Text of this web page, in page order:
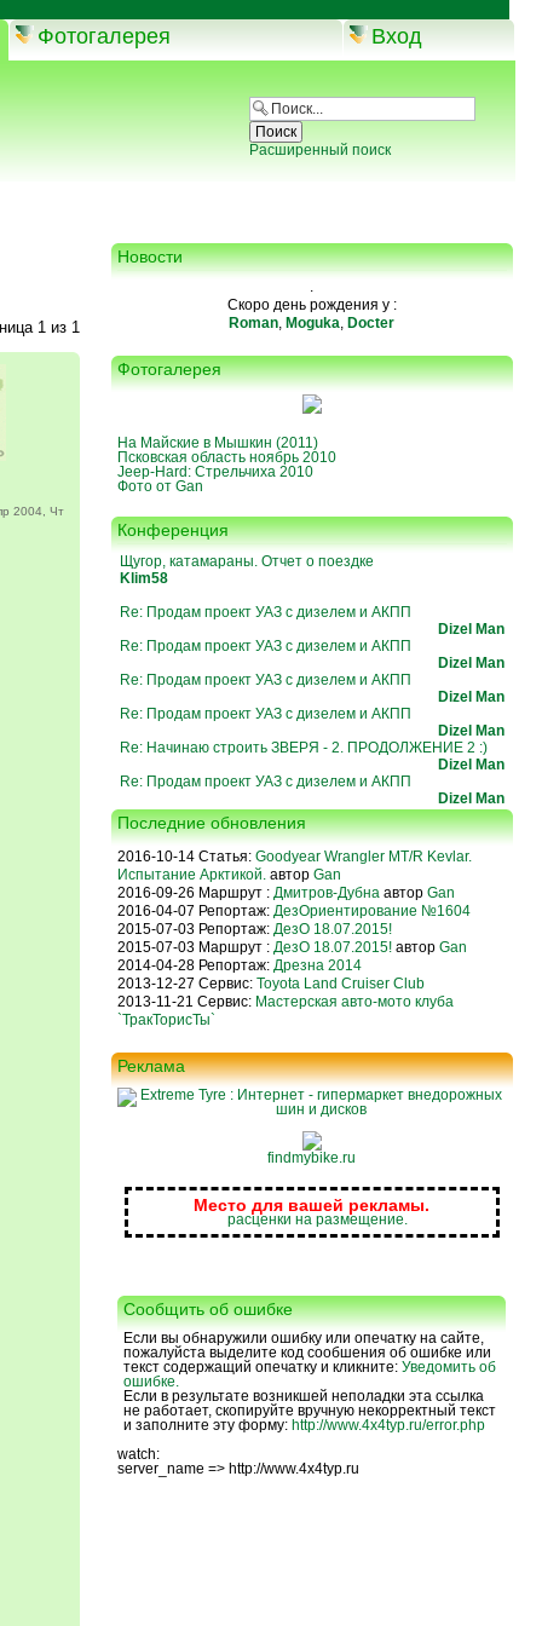
Фотогалерея Вход
Расширенный поиск
1из 1
2004, Чт
Новости
.
Скоро день рождения у :
Roman, Moguka, Docter
Фотогалерея
На Майские в Мышкин (2011)
Псковская область ноябрь 2010
Jeep-Hard: Стрельчиха 2010
Фото от Gan
Конференция
Щугор, катамараны. Отчет о поездке
Klim58
Re: Продам проект УАЗ с дизелем и АКПП
Dizel Man
Re: Продам проект УАЗ с дизелем и АКПП
Dizel Man
Re: Продам проект УАЗ с дизелем и АКПП
Dizel Man
Re: Продам проект УАЗ с дизелем и АКПП
Dizel Man
Re: Начинаю строить ЗВЕРЯ - 2. ПРОДОЛЖЕНИЕ 2 :)
Dizel Man
Re: Продам проект УАЗ с дизелем и АКПП
Dizel Man
Последние обновления
2016-10-14 Статья: Goodyear Wrangler MT/R Kevlar.
Испытание Арктикой.автор Gan
2016-09-26 Маршрут : Дмитров-Дубнаавтор Gan
2016-04-07 Репортаж: ДезОриентирование №1604
2015-07-03 Репортаж: ДезО 18.07.2015!
2015-07-03 Маршрут : ДезО 18.07.2015! автор Gan
2014-04-28 Репортаж: Дрезна 2014
2013-12-27 Сервис: Toyota Land Cruiser Club
2013-11-21 Сервис: Мастерская авто-мото клуба
`ТракТорисТы`
Реклама
findmybike.ru
Место для вашей рекламы.
расценки на размещение.
Сообщить об ошибке
Если вы обнаружили ошибку или опечатку на сайте,
пожалуйста выделите код сообшения об ошибке или
текст содержащий опечатку и кликните: Уведомить об
ошибке.
Если в результате возникшей неполадки эта ссылка
не работает, скопируйте вручную некорректный текст
и заполните эту форму: http://www.4x4typ.ru/error.php
watch:
server_name => http://www.4x4typ.ru